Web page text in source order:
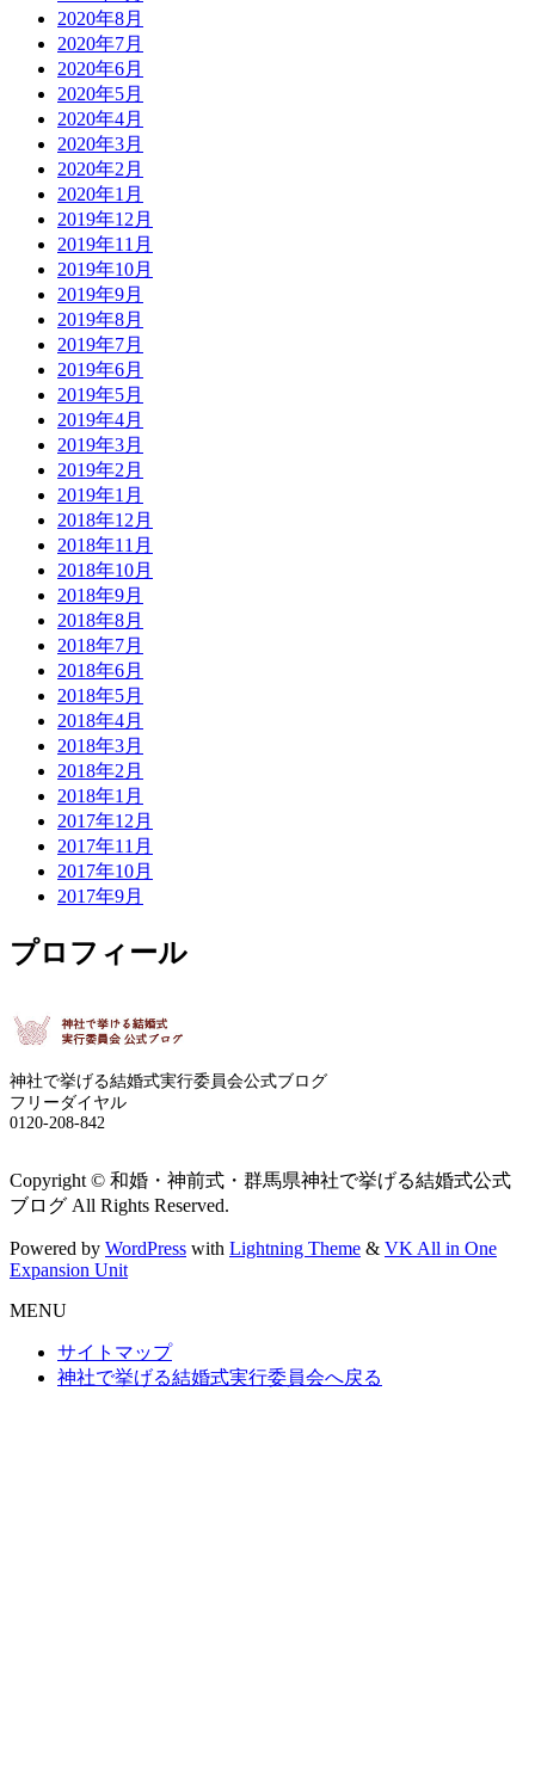
2020年8月
2020年7月
2020年6月
2020年5月
2020年4月
2020年3月
2020年2月
2020年1月
2019年12月
2019年11月
2019年10月
2019年9月
2019年8月
2019年7月
2019年6月
2019年5月
2019年4月
2019年3月
2019年2月
2019年1月
2018年12月
2018年11月
2018年10月
2018年9月
2018年8月
2018年7月
2018年6月
2018年5月
2018年4月
2018年3月
2018年2月
2018年1月
2017年12月
2017年11月
2017年10月
2017年9月
プロフィール
神社で挙げる結婚式実行委員会公式ブログ
フリーダイヤル
0120-208-842
Copyright © 和婚・神前式・群馬県神社で挙げる結婚式公式
ブログ All Rights Reserved.
Powered by WordPress with Lightning Theme & VK All in One
Expansion Unit
MENU
サイトマップ
神社で挙げる結婚式実行委員会へ戻る